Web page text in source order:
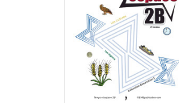
Pratique de l'épreuve ministérielle de
3e cycle du primaire –
6,99 $-PDF